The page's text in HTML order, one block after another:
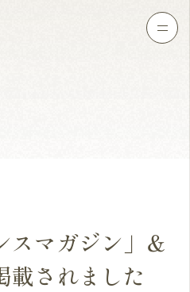
スマガジン」＆
載されました